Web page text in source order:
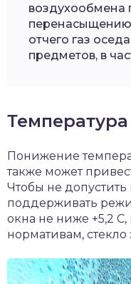
воздухообмена
перенасыщению
отчего газ
предметов, в
Температура
Понижение
также может
Чтобы не
поддерживать
окна не ниже +5,2 С,
нормативам, стекло